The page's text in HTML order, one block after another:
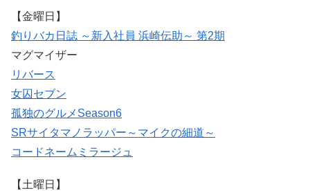
【金曜日】
釣りバカ日誌 ～新入社員 浜崎伝助～ 第2期
マグマイザー
リバース
女囚セブン
孤独のグルメSeason6
SRサイタマノラッパー～マイクの細道～
コードネームミラージュ
【土曜日】